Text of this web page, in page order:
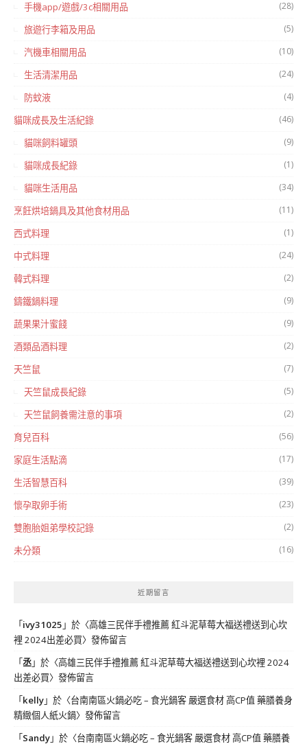
手機app/遊戲/3c相關用品 (28)
旅遊行李箱及用品 (5)
汽機車相關用品 (10)
生活清潔用品 (24)
防蚊液 (4)
貓咪成長及生活紀錄 (46)
貓咪飼料罐頭 (9)
貓咪成長紀錄 (1)
貓咪生活用品 (34)
烹飪烘培鍋具及其他食材用品 (11)
西式料理 (1)
中式料理 (24)
韓式料理 (2)
鑄鐵鍋料理 (9)
蔬果果汁蜜餞 (9)
酒類品酒料理 (2)
天竺鼠 (7)
天竺鼠成長紀錄 (5)
天竺鼠飼養需注意的事項 (2)
育兒百科 (56)
家庭生活點滴 (17)
生活智慧百科 (39)
懷孕取卵手術 (23)
雙胞胎姐弟學校記錄 (2)
未分類 (16)
近期留言
「 ivy31025 」於〈高雄三民伴手禮推薦 紅斗泥草莓大福送禮送到心坎
裡 2024出差必買〉發佈留言
「丞」於〈高雄三民伴手禮推薦 紅斗泥草莓大福送禮送到心坎裡 2024
出差必買〉發佈留言
「 kelly」於〈台南南區火鍋必吃 – 食光鍋客 嚴選食材 高CP值 藥膳養身
精緻個人紙火鍋〉發佈留言
「 Sandy」於〈台南南區火鍋必吃 – 食光鍋客 嚴選食材 高CP值 藥膳養